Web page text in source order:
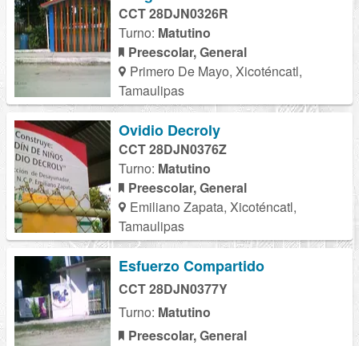
CCT 28DJN0326R
Turno: Matutino
Preescolar, General
Primero De Mayo, Xicoténcatl,
Tamaulipas
Ovidio Decroly
CCT 28DJN0376Z
Turno: Matutino
Preescolar, General
Emiliano Zapata, Xicoténcatl,
Tamaulipas
Esfuerzo Compartido
CCT 28DJN0377Y
Turno: Matutino
Preescolar, General